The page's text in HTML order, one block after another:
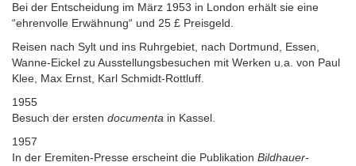
Bei der Entscheidung im März 1953 in London erhält sie eine
“ehrenvolle Erwähnung“ und 25 £ Preisgeld.
Reisen nach Sylt und ins Ruhrgebiet, nach Dortmund, Essen,
Wanne-Eickel zu Ausstellungsbesuchen mit Werken u.a. von Paul
Klee, Max Ernst, Karl Schmidt-Rottluff.
1955
Besuch der ersten documenta in Kassel.
1957
In der Eremiten-Presse erscheint die Publikation Bildhauer-